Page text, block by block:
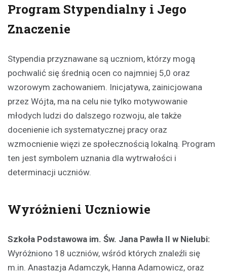
Program Stypendialny i Jego
Znaczenie
Stypendia przyznawane są uczniom, którzy mogą
pochwalić się średnią ocen co najmniej 5,0 oraz
wzorowym zachowaniem. Inicjatywa, zainicjowana
przez Wójta, ma na celu nie tylko motywowanie
młodych ludzi do dalszego rozwoju, ale także
docenienie ich systematycznej pracy oraz
wzmocnienie więzi ze społecznością lokalną. Program
ten jest symbolem uznania dla wytrwałości i
determinacji uczniów.
Wyróżnieni Uczniowie
Szkoła Podstawowa im. Św. Jana Pawła II w Nielubi:
Wyróżniono 18 uczniów, wśród których znaleźli się
m.in. Anastazja Adamczyk, Hanna Adamowicz, oraz